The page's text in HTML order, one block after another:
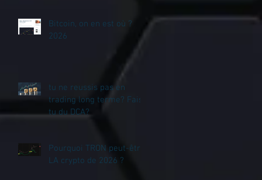
Bitcoin, on en est où ?
2026
tu ne reussis pas en
trading long terme? Fais
tu du DCA?
Pourquoi TRON peut-être
LA crypto de 2026 ?